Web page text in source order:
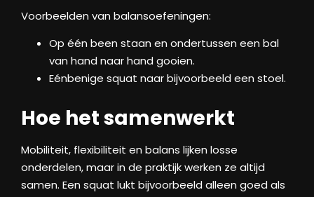
Voorbeelden van balansoefeningen:
Op één been staan en ondertussen een bal
van hand naar hand gooien.
Eénbenige squat naar bijvoorbeeld een stoel.
Hoe het samenwerkt
Mobiliteit, flexibiliteit en balans lijken losse
onderdelen, maar in de praktijk werken ze altijd
samen. Een squat lukt bijvoorbeeld alleen goed als